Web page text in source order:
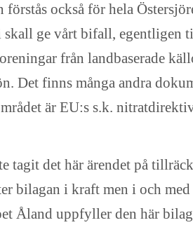
också för hela
ge vårt bifall, egentligen
från landbaserade
Det finns många andra
är EU:s s.k.
tagit det här ärendet på
bilagan i kraft men i och med
Åland uppfyller den här